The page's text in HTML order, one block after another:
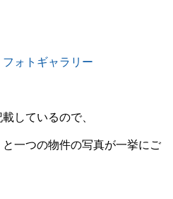
ォトギャラリー
しているので、
一つの物件の写真が一挙にご